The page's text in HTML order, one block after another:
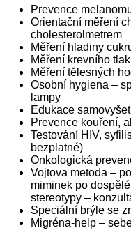
Prevence
Orientační měření
cholesterolmetrem
Měření hladiny
Měření krevního
Měření tělesných
Osobní hygiena –
lampy
Edukace
Prevence kouření,
Testování HIV,
bezplatné)
Onkologická
Vojtova metoda –
miminek po
stereotypy –
Speciální brýle se
Migréna-help –